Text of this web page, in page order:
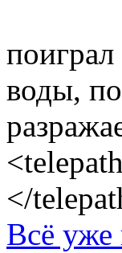
воды,
</
Всё уже